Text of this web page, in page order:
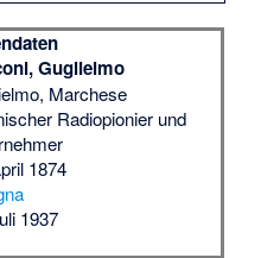
Guglielmo
Marchese
Radiopionier und
1874
1937